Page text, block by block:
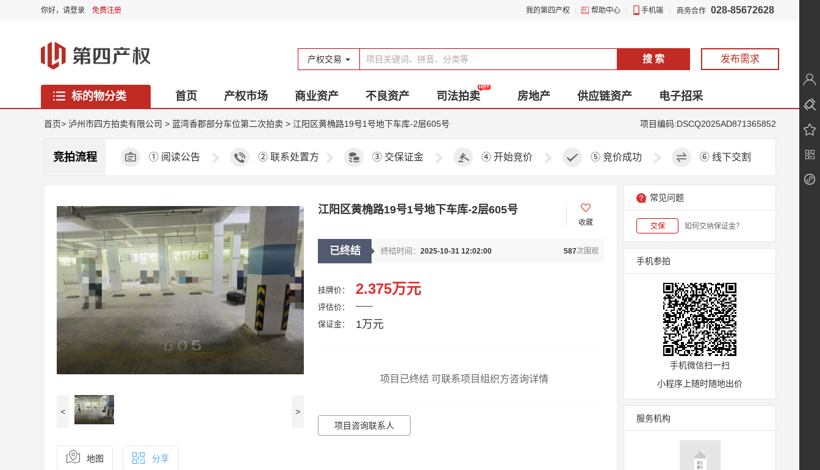
你好， 请登录 免费注册 我的第四产权 帮助中心 手机端 商务合作 028-85672628
产权交易 搜 索 发布需求
标的物分类 首页 产权市场 商业资产 不良资产 司法拍卖 房地产 供应链资产
电子招采
西藏专区
首页> 泸州市四方拍卖有限公司 > 蓝湾香郡部分车位第二次拍卖 > 江阳区黄桷路19号1号地下车库-2层605号 项目编码:DSCQ2025AD871365852
竞拍流程 ① 阅读公告 ② 联系处置方 ③ 交保证金 ④ 开始竞价 ⑤ 竞价成功 ⑥ 线下交割
< >
地图 分享
江阳区黄桷路19号1号地下车库-2层605号
收藏
已终结 终结时间： 2025-10-31 12:02:00 587次围观
挂牌价： 2.375万元
评估价： ——
保证金： 1万元
项目已终结 可联系项目组织方咨询详情
项目咨询联系人
常见问题
交保 如何交纳保证金？
手机参拍
手机微信扫一扫
小程序上随时随地出价
服务机构